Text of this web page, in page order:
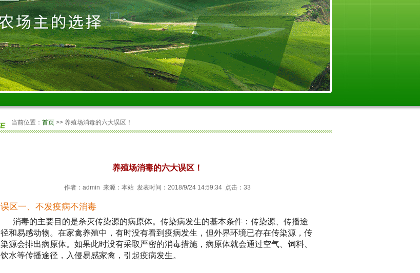
当前位置： 首页 >> 养殖场消毒的六大误区！
养殖场消毒的六大误区！
作者：admin 来源：本站 发表时间：2018/9/24 14:59:34 点击：33
误区一、不发疫病不消毒
消毒的主要目的是杀灭传染源的病原体。传染病发生的基本条件：传染源、传播途
径和易感动物。在家禽养殖中，有时没有看到疫病发生，但外界环境已存在传染源，传
染源会排出病原体。如果此时没有采取严密的消毒措施，病原体就会通过空气、饲料、
饮水等传播途径，入侵易感家禽，引起疫病发生。